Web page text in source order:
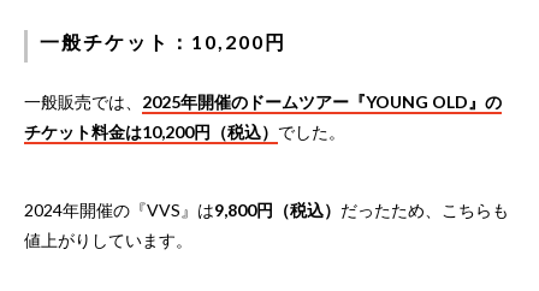
一般チケット：10,200円
一般販売では、 2025年開催のドームツアー『YOUNG OLD』の
チケット料金は10,200円（税込） でした。
2024年開催の『VVS』は9,800円（税込） だったため、こちらも
値上がりしています。